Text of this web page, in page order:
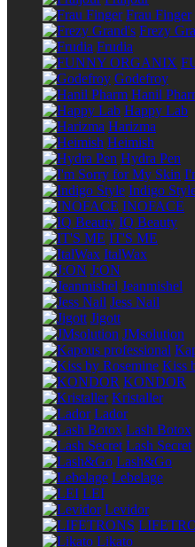
Frau Finger
Frezy
Frudia
Godefroy
Hanil
Happy Lab
Harizma
Heimish
Hydra Pen
Indigo
INOFACE
IQ Beauty
IT'S ME
ItalWax
J:ON
Jeanmishel
Jess Nail
Jigott
JMsolution
Kiss
KONDOR
Kristaller
Lador
Lash Botox
Lash Secret
Lash&Go
Lebelage
LEI
Levidor
Likato